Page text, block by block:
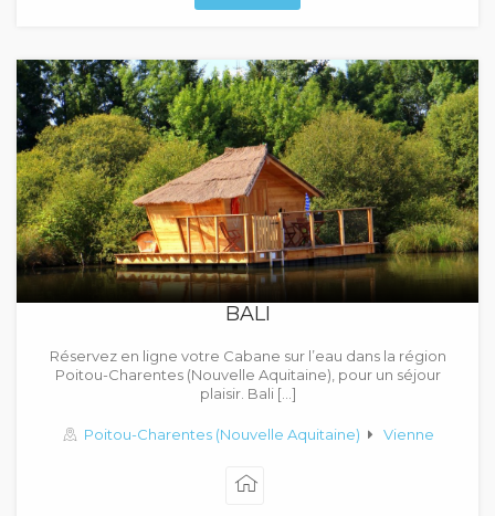
BALI
Réservez en ligne votre Cabane sur l’eau dans la région
Poitou-Charentes (Nouvelle Aquitaine), pour un séjour
plaisir. Bali […]
Poitou-Charentes (Nouvelle Aquitaine) Vienne